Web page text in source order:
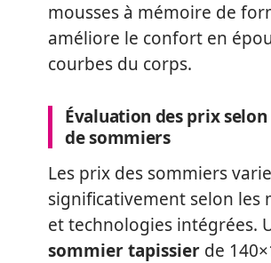
mousses à mémoire de
améliore le confort en
courbes du corps.
Évaluation des prix
de sommiers
Les prix des sommiers
significativement selon les
et technologies intégrées.
sommier tapissier de